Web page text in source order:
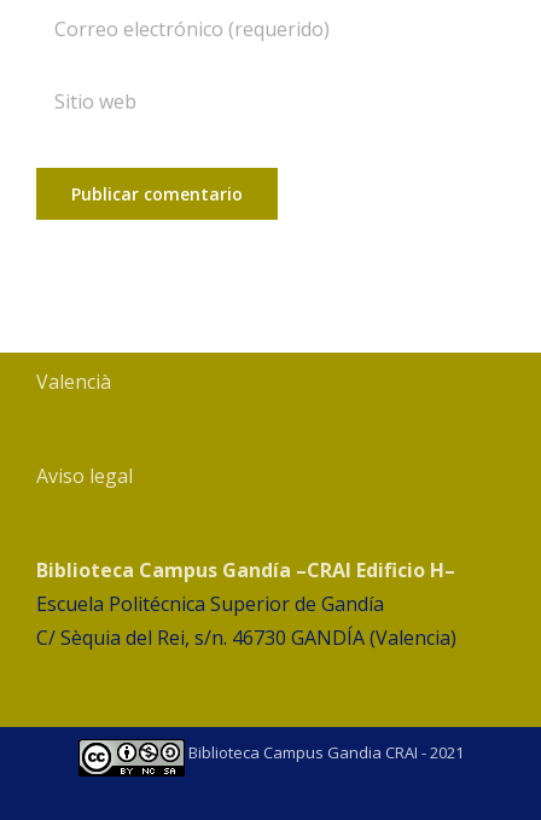
Valencià
Aviso legal
Biblioteca Campus Gandía –CRAI Edificio H–
Escuela Politécnica Superior de Gandía
C/ Sèquia del Rei, s/n. 46730 GANDÍA (Valencia)
Biblioteca Campus Gandia CRAI - 2021